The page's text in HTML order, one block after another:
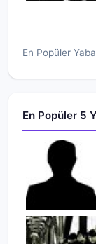
En Popüler
En Popüler 5